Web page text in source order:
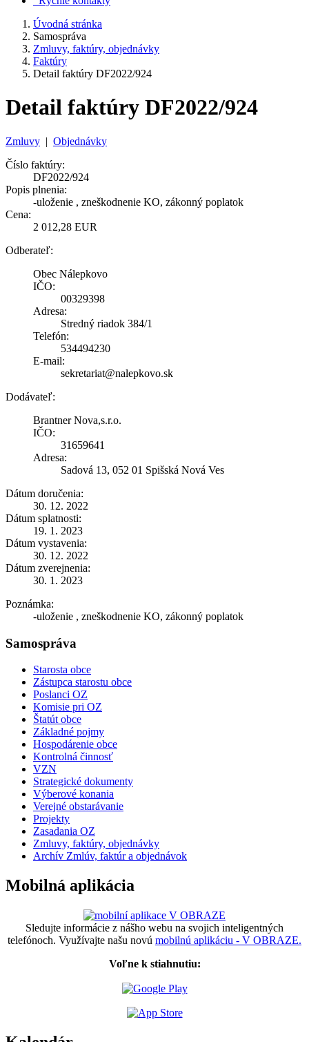
Úvodná stránka
Samospráva
Zmluvy, faktúry, objednávky
Faktúry
Detail faktúry DF2022/924
Detail faktúry DF2022/924
Zmluvy | Objednávky
Číslo faktúry:
DF2022/924
Popis plnenia:
-uloženie , zneškodnenie KO, zákonný poplatok
Cena:
2 012,28 EUR
Odberateľ:
Obec Nálepkovo
IČO:
00329398
Adresa:
Stredný riadok 384/1
Telefón:
534494230
E-mail:
sekretariat@nalepkovo.sk
Dodávateľ:
Brantner Nova,s.r.o.
IČO:
31659641
Adresa:
Sadová 13, 052 01 Spišská Nová Ves
Dátum doručenia:
30. 12. 2022
Dátum splatnosti:
19. 1. 2023
Dátum vystavenia:
30. 12. 2022
Dátum zverejnenia:
30. 1. 2023
Poznámka:
-uloženie , zneškodnenie KO, zákonný poplatok
Samospráva
Starosta obce
Zástupca starostu obce
Poslanci OZ
Komisie pri OZ
Štatút obce
Základné pojmy
Hospodárenie obce
Kontrolná činnosť
VZN
Strategické dokumenty
Výberové konania
Verejné obstarávanie
Projekty
Zasadania OZ
Zmluvy, faktúry, objednávky
Archív Zmlúv, faktúr a objednávok
Mobilná aplikácia
Sledujte informácie z nášho webu na svojich inteligentných
telefónoch. Využívajte našu novú mobilnú aplikáciu - V OBRAZE.
Voľne k stiahnutiu: